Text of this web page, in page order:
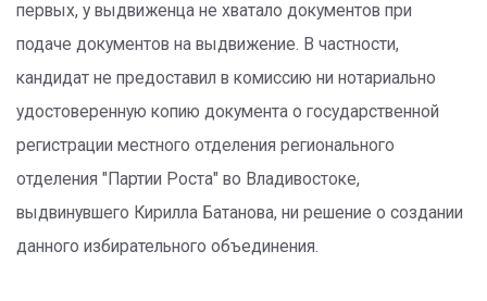
первых, у выдвиженца не хватало документов при
подаче документов на выдвижение. В частности,
кандидат не предоставил в комиссию ни нотариально
удостоверенную копию документа о государственной
регистрации местного отделения регионального
отделения "Партии Роста" во Владивостоке,
выдвинувшего Кирилла Батанова, ни решение о создании
данного избирательного объединения.